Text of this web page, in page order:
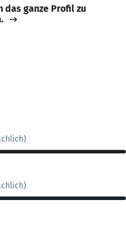
das ganze Profil zu